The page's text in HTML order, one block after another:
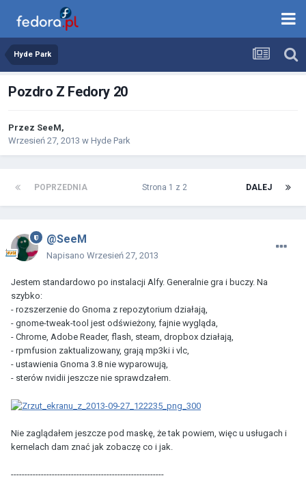
Hyde Park
Pozdro Z Fedory 20
Przez SeeM,
Wrzesień 27, 2013 w Hyde Park
POPRZEDNIA DALEJ
Strona 1 z 2
@SeeM
Napisano Wrzesień 27, 2013
Jestem standardowo po instalacji Alfy. Generalnie gra i buczy. Na
szybko:
- rozszerzenie do Gnoma z repozytorium działają,
- gnome-tweak-tool jest odświeżony, fajnie wygląda,
- Chrome, Adobe Reader, flash, steam, dropbox działają,
- rpmfusion zaktualizowany, grają mp3ki i vlc,
- ustawienia Gnoma 3.8 nie wyparowują,
- sterów nvidii jeszcze nie sprawdzałem.
Nie zaglądałem jeszcze pod maskę, że tak powiem, więc u usługach i
kernelach dam znać jak zobaczę co i jak.
--------------------------------------------------------